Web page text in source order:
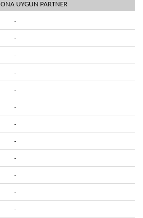
ONA UYGUN PARTNER
-
-
-
-
-
-
-
-
-
-
-
-